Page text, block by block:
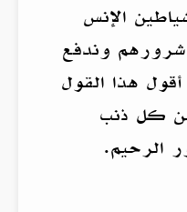
الإنس
شرورهم وندفع
هذا القول
كل ذنب
الرحيم.